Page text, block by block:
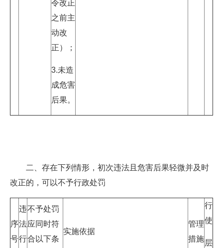
令改正
之前主
动改
正）；
3.未造
成危害
后果。
二、存在下列情形，初次违法且危害后果轻微并及时
改正的，可以不予行政处罚
序
号
违
法
行
不予处罚
应同时符
合以下条
实施依据
管理
措施
行
使
层